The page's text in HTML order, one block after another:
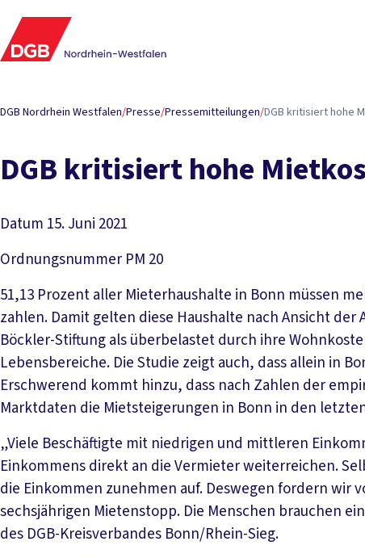
DGB Nordrhein Westfalen/Presse/Pressemitteilungen/DGB kritisiert hohe
DGB kritisiert hohe
Datum 15. Juni 2021
Ordnungsnummer PM 20
51,13 Prozent aller Mieterhaushalte in Bonn müssen
zahlen. Damit gelten diese Haushalte nach Ansicht
Böckler-Stiftung als überbelastet durch ihre
Lebensbereiche. Die Studie zeigt auch, dass allein in
Erschwerend kommt hinzu, dass nach Zahlen der
Marktdaten die Mietsteigerungen in Bonn in den
„Viele Beschäftigte mit niedrigen und mittleren
Einkommens direkt an die Vermieter weiterreichen.
die Einkommen zunehmen auf. Deswegen fordern wir
sechsjährigen Mietenstopp. Die Menschen brauchen
des DGB-Kreisverbandes Bonn/Rhein-Sieg.